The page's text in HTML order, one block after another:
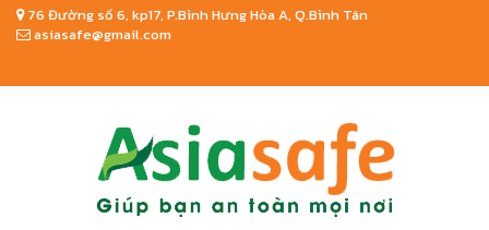
76 Đường số 6, kp17, P.Bình Hưng Hòa A, Q.Bình Tân
asiasafe@gmail.com